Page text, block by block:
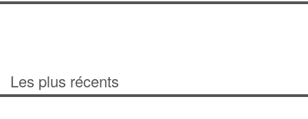
Les plus récents